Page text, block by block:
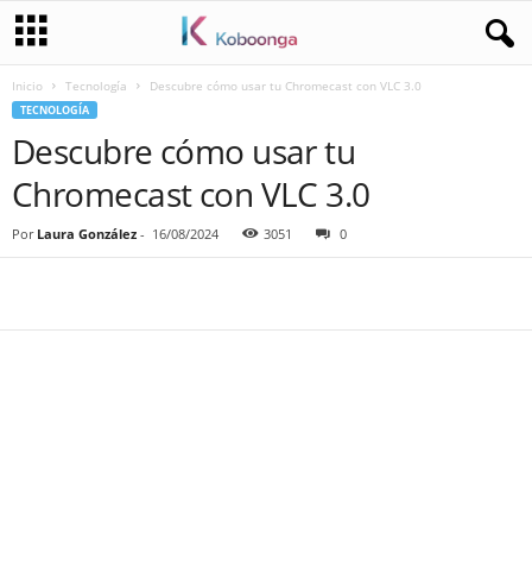
Inicio Tecnología Descubre cómo usar tu Chromecast con VLC 3.0
TECNOLOGÍA
Descubre cómo usar tu
Chromecast con VLC 3.0
Por Laura González - 16/08/2024 3051 0